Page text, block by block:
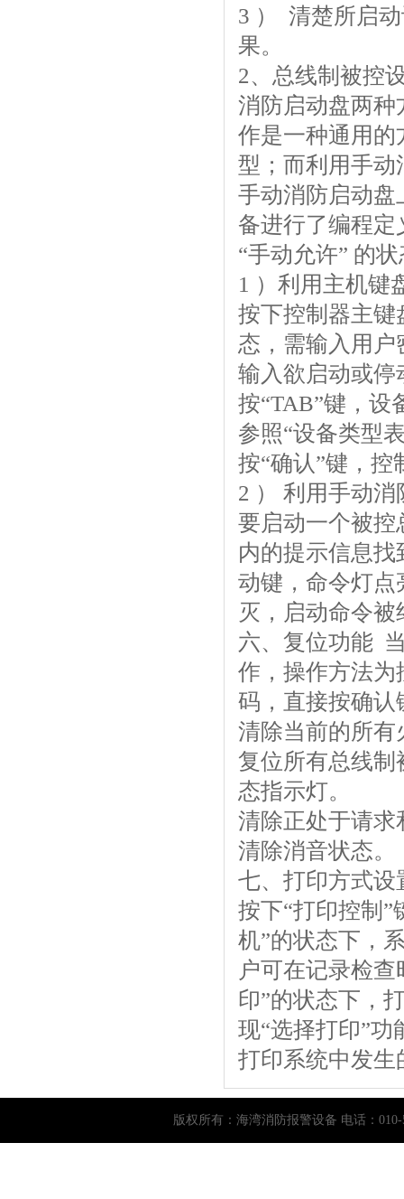
3 ） 清楚所启
果。
2、总线制被控
消防启动盘两种
作是一种通用的
型；而利用手动
手动消防启动盘
备进行了编程
“手动允许” 的
1 ）利用主机键
按下控制器主键
态，需输入用户
输入欲启动或停
按“TAB”键，设
参照“设备类型
按“确认”键，
2 ） 利用手动
要启动一个被控
内的提示信息
动键，命令灯点
灭，启动命令
六、复位功能
作，操作方法为
码，直接按确认
清除当前的所有
复位所有总线
态指示灯。
清除正处于请求
清除消音状态
七、打印方式
按下“打印控制
机”的状态下，
户可在记录检
印”的状态下，
现“选择打印”
打印系统中发生
版权所有： 海湾消防报警设备 电话：